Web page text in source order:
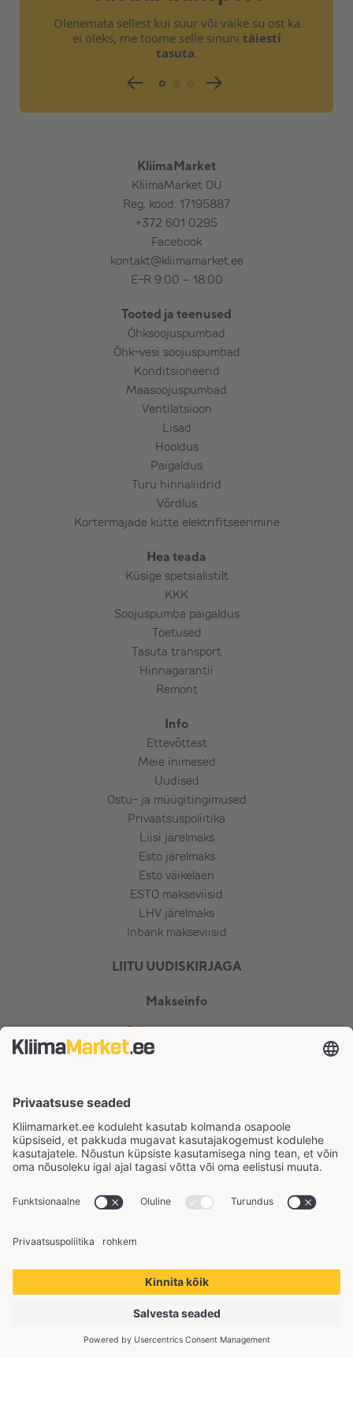
Väljavõttete tegemist olemasolevale
Kaitseautomaati elektrikilbis
Toitekaablit ja selle paigaldust
Projektdokumentatsiooni ja teostusjooniseid
Olenemata sellest kui suur või väike su ost ka
ei oleks, me toome selle sinuni täiesti
tasuta.
KliimaMarket
KliimaMarket OÜ
Reg. kood: 17195887
+372 601 0295
Facebook
kontakt@kliimamarket.ee
E-R 9:00 – 18:00
Tooted ja teenused
Õhksoojuspumbad
Õhk-vesi soojuspumbad
Konditsioneerid
Maasoojuspumbad
Ventilatsioon
Lisad
Hooldus
Paigaldus
Turu hinnaliidrid
Võrdlus
Kortermajade kütte elektrifitseerimine
Hea teada
Küsige spetsialistilt
KKK
Soojuspumba paigaldus
Toetused
Tasuta transport
Hinnagarantii
Remont
Info
Ettevõttest
Meie inimesed
Uudised
Ostu- ja müügitingimused
Privaatsuspoliitika
Liisi järelmaks
Esto järelmaks
Esto väikelaen
ESTO makseviisid
LHV järelmaks
Inbank makseviisid
LIITU UUDISKIRJAGA
Makseinfo